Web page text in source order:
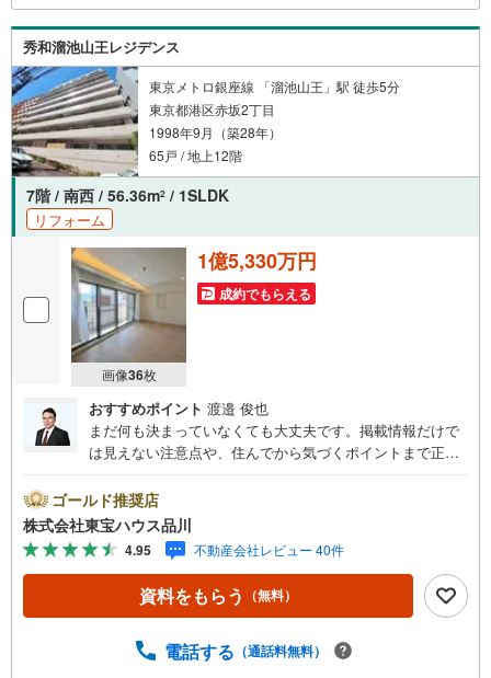
時受け付けております！お気軽にお問い合わせください。
秀和溜池山王レジデンス
東京メトロ銀座線 「溜池山王」駅 徒歩5分
東京都港区赤坂2丁目
1998年9月（築28年）
65戸 / 地上12階
7階 / 南西 / 56.36m2 / 1SLDK
リフォーム
画像36枚
1億5,330万円
成約でもらえる
おすすめポイント 渡邉 俊也
まだ何も決まっていなくても大丈夫です。掲載情報だけで
は見えない注意点や、住んでから気づくポイントまで正直
とも包み隠さずお伝えし、「納得して選ぶ」ためのサポー
トを大切にしています。現地でしか分からないリアルな情
報も含めて、一緒に後悔しない住まい探しを進めていきま
しょう。まずはお気軽にご相談ください。【Yahoo！ 不動
産キャンペーン対象店舗】当店で物件を成約するとPayPay
ボーナスライトがもらえる「Yahoo！ 不動産 物件ご成約キ
予約をする」ボタンからお問い合わせください。※必ずYah
ゴールド推奨店
株式会社東宝ハウス品川
4.95 不動産会社レビュー 40件
資料をもらう （無料）
電話する （通話料無料）